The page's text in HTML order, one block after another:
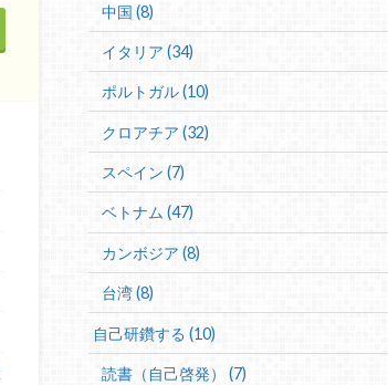
中国 (8)
イタリア (34)
ポルトガル (10)
クロアチア (32)
スペイン (7)
ベトナム (47)
カンボジア (8)
台湾 (8)
自己研鑽する (10)
読書（自己啓発） (7)